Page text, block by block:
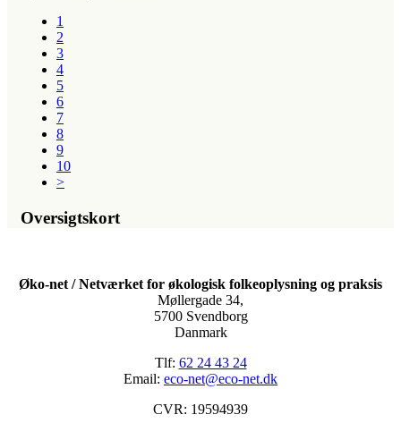
1
2
3
4
5
6
7
8
9
10
>
Oversigtskort
Øko-net / Netværket for økologisk folkeoplysning og praksis
Møllergade 34,
5700 Svendborg
Danmark
Tlf: 62 24 43 24
Email: eco-net@eco-net.dk
CVR: 19594939